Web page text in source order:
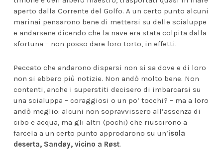
aperto dalla Corrente del Golfo. A un certo punto alcuni
marinai pensarono bene di mettersi su delle scialuppe
e andarsene dicendo che la nave era stata colpita dalla
sfortuna – non posso dare loro torto, in effetti.
Peccato che andarono dispersi non si sa dove e di loro
non si ebbero più notizie. Non andò molto bene. Non
contenti, anche i superstiti decisero di imbarcarsi su
una scialuppa – coraggiosi o un po’ tocchi? – ma a loro
andò meglio: alcuni non sopravvissero all’assenza di
cibo e acqua, ma gli altri (pochi) che riuscirono a
farcela a un certo punto approdarono su un’isola
deserta, Sandøy, vicino a Røst.